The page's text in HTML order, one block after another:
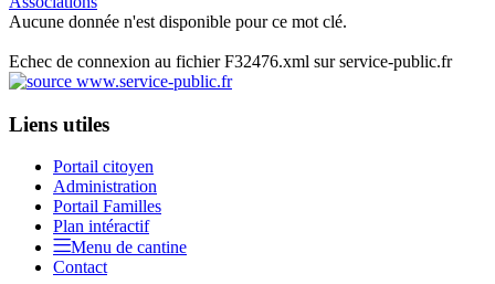
Aucune donnée n'est disponible pour ce mot clé.
Echec de connexion au fichier F32476.xml sur service-public.fr
Liens utiles
Portail citoyen
Administration
Portail Familles
Plan intéractif
Menu de cantine
Contact